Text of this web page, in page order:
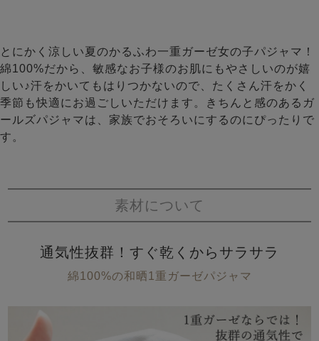
とにかく涼しい夏のかるふわ一重ガーゼ女の子パジャマ！
綿100%だから、敏感なお子様のお肌にもやさしいのが嬉
しい♪汗をかいてもはりつかないので、たくさん汗をかく
季節も快適にお過ごしいただけます。きちんと感のあるガ
ールズパジャマは、家族でおそろいにするのにぴったりで
す。
素材について
通気性抜群！すぐ乾くからサラサラ
綿100%の和晒1重ガーゼパジャマ